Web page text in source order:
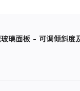
面板 - 可调倾斜度